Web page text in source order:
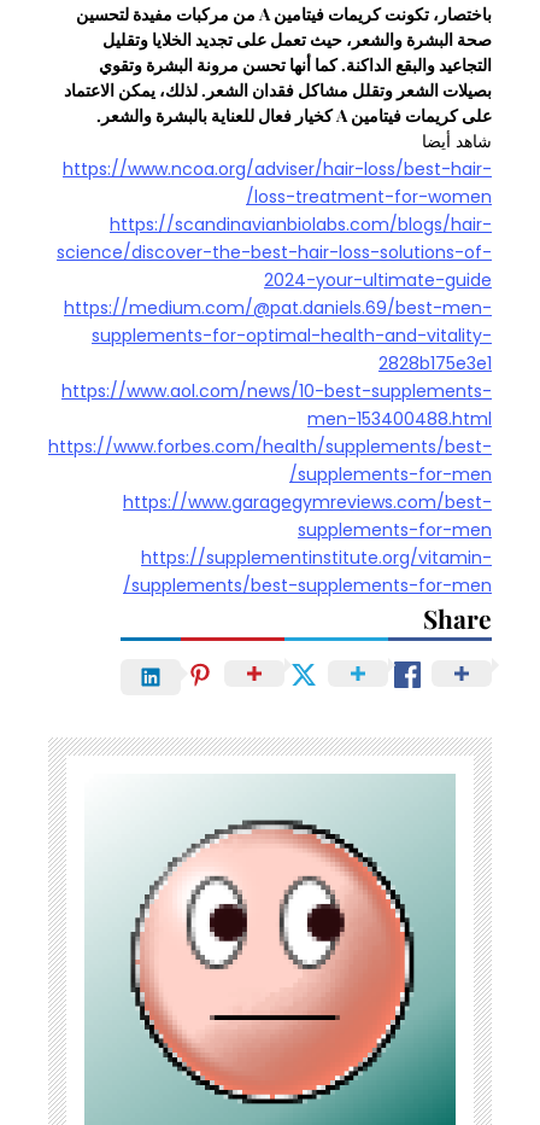
باختصار، تكونت كريمات فيتامين A من مركبات مفيدة لتحسين
صحة البشرة والشعر، حيث تعمل على تجديد الخلايا وتقليل
التجاعيد والبقع الداكنة. كما أنها تحسن مرونة البشرة وتقوي
بصيلات الشعر وتقلل مشاكل فقدان الشعر. لذلك، يمكن الاعتماد
على كريمات فيتامين A كخيار فعال للعناية بالبشرة والشعر.
شاهد أيضا
https://www.ncoa.org/adviser/hair-loss/best-hair-
loss-treatment-for-women/
https://scandinavianbiolabs.com/blogs/hair-
science/discover-the-best-hair-loss-solutions-of-
2024-your-ultimate-guide
https://medium.com/@pat.daniels.69/best-men-
supplements-for-optimal-health-and-vitality-
2828b175e3e1
https://www.aol.com/news/10-best-supplements-
men-153400488.html
https://www.forbes.com/health/supplements/best-
supplements-for-men/
https://www.garagegymreviews.com/best-
supplements-for-men
https://supplementinstitute.org/vitamin-
supplements/best-supplements-for-men/
Share